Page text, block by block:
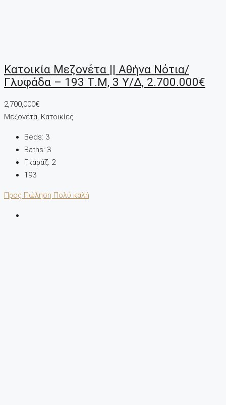
Κατοικία Μεζονέτα || Αθήνα Νότια/
Γλυφάδα – 193 Τ.μ, 3 Υ/Δ, 2.700.000€
2,700,000€
Μεζονέτα, Κατοικίες
Beds: 3
Baths: 3
Γκαράζ: 2
193
Προς Πώληση Πολύ καλή